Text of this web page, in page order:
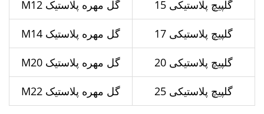
گلپیچ پلاستیکی 15 گل مهره پلاستیک M12
گلپیچ پلاستیکی 17 گل مهره پلاستیک M14
گلپیچ پلاستیکی 20 گل مهره پلاستیک M20
گلپیچ پلاستیکی 25 گل مهره پلاستیک M22